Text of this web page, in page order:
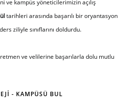
ve kampüs yöneticilerimizin açılış
tarihleri arasında başarılı bir oryantasyon
ziliyle sınıflarını doldurdu.
ve velilerine başarılarla dolu mutlu
- KAMPÜSÜ BUL